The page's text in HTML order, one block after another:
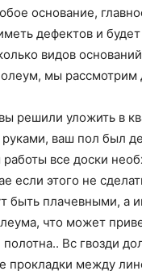
основание,
дефектов и будет
видов
мы рассмотрим
решили уложить в
ваш пол был
все доски
если этого не
быть плачевными, а
что может
Вс гвозди
прокладки между